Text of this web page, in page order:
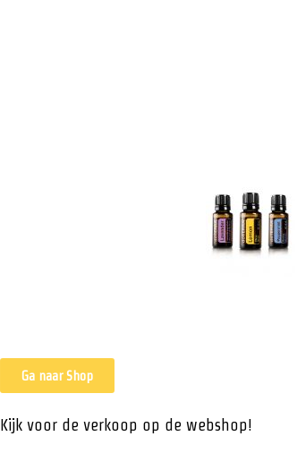
Ga naar Shop
Kijk voor de verkoop op de webshop!